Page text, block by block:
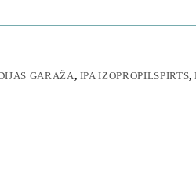
GARĀŽA, IPA IZOPROPILSPIRTS,